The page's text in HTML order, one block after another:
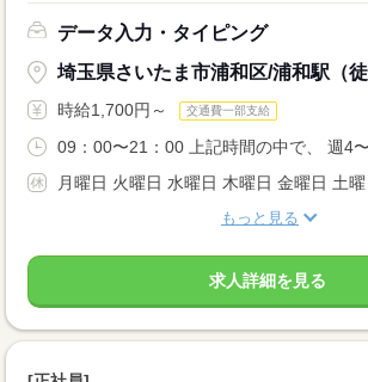
データ入力・タイピング
埼玉県さいたま市浦和区/浦和駅（徒
時給1,700円～ 交通費一部支給
09：00〜21：00 上記時間の中で、 週4〜
月曜日 火曜日 水曜日 木曜日 金曜日 土
もっと見る
求人詳細を見る